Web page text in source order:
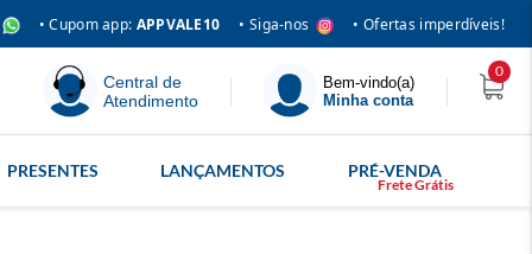
• Cupom app: APPVALE10 • Siga-nos • Ofertas imperdíveis!
Central de
Atendimento
Bem-vindo(a)
Minha conta
0
PRESENTES LANÇAMENTOS PRÉ-VENDA